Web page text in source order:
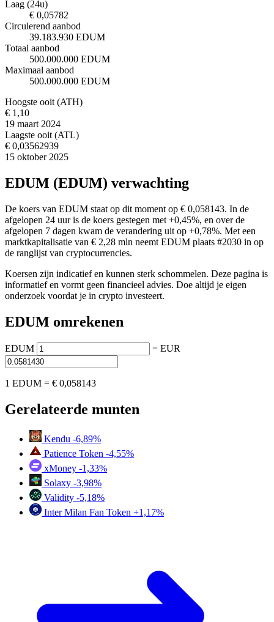
Laag (24u)
€ 0,05782
Circulerend aanbod
39.183.930 EDUM
Totaal aanbod
500.000.000 EDUM
Maximaal aanbod
500.000.000 EDUM
Hoogste ooit (ATH)
€ 1,10
19 maart 2024
Laagste ooit (ATL)
€ 0,03562939
15 oktober 2025
EDUM (EDUM) verwachting
De koers van EDUM staat op dit moment op € 0,058143. In de
afgelopen 24 uur is de koers gestegen met +0,45%, en over de
afgelopen 7 dagen kwam de verandering uit op +0,78%. Met een
marktkapitalisatie van € 2,28 mln neemt EDUM plaats #2030 in op
de ranglijst van cryptocurrencies.
Koersen zijn indicatief en kunnen sterk schommelen. Deze pagina is
informatief en vormt geen financieel advies. Doe altijd je eigen
onderzoek voordat je in crypto investeert.
EDUM omrekenen
EDUM = EUR
1 EDUM = € 0,058143
Gerelateerde munten
Kendu -6,89%
Patience Token -4,55%
xMoney -1,33%
Solaxy -3,98%
Validity -5,18%
Inter Milan Fan Token +1,17%